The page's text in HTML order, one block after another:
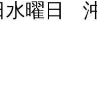
水曜日